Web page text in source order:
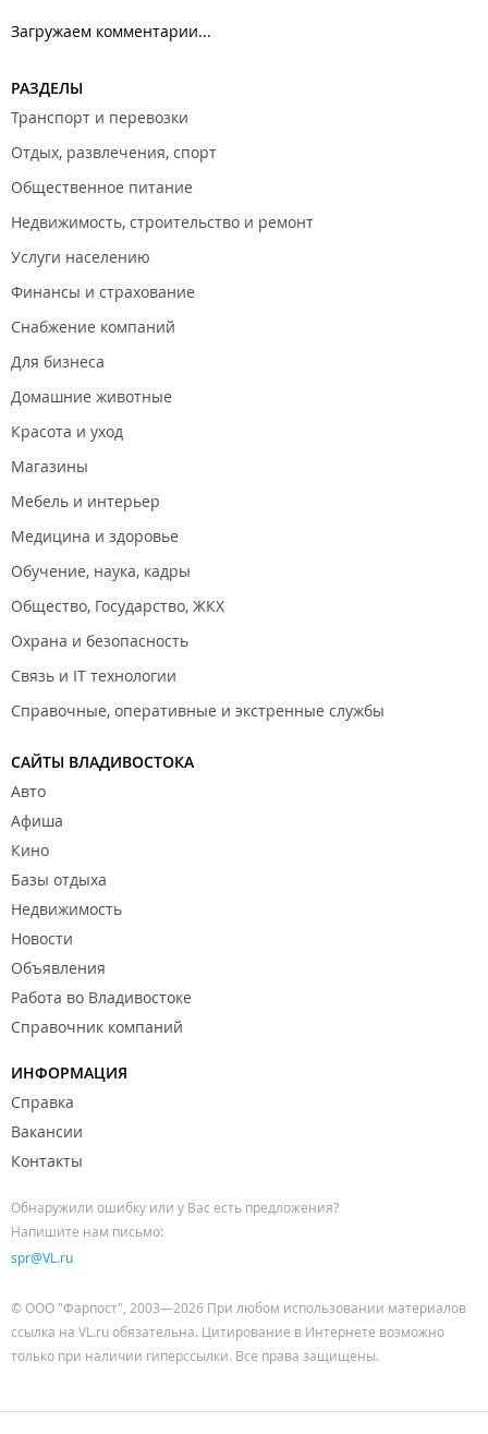
Загружаем комментарии...
РАЗДЕЛЫ
Транспорт и перевозки
Отдых, развлечения, спорт
Общественное питание
Недвижимость, строительство и ремонт
Услуги населению
Финансы и страхование
Снабжение компаний
Для бизнеса
Домашние животные
Красота и уход
Магазины
Мебель и интерьер
Медицина и здоровье
Обучение, наука, кадры
Общество, Государство, ЖКХ
Охрана и безопасность
Связь и IT технологии
Справочные, оперативные и экстренные службы
САЙТЫ ВЛАДИВОСТОКА
Авто
Афиша
Кино
Базы отдыха
Недвижимость
Новости
Объявления
Работа во Владивостоке
Справочник компаний
ИНФОРМАЦИЯ
Справка
Вакансии
Контакты
Обнаружили ошибку или у Вас есть предложения?
Напишите нам письмо:
spr@VL.ru
© ООО "Фарпост", 2003—2026 При любом использовании материалов
ссылка на VL.ru обязательна. Цитирование в Интернете возможно
только при наличии гиперссылки. Все права защищены.